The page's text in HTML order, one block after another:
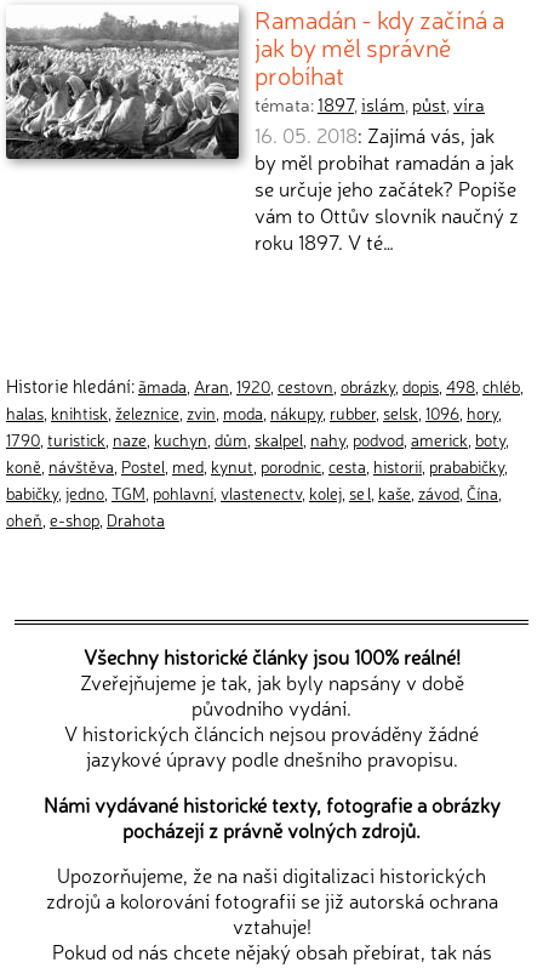
Ramadán - kdy začíná a
jak by měl správně
probíhat
témata:1897,islám, půst,víra
16. 05. 2018: Zajímá vás, jak
by měl probíhat ramadán a jak
se určuje jeho začátek? Popíše
vám to Ottův slovník naučný z
roku 1897. V té…
Historie hledání:ãmada Aran 1920 cestovn obrázky, dopis 498 chléb
halas knihtisk železnice zvin moda nákupy, rubber, selsk 1096 hory,
1790 turistick naze kuchyn dům skalpel nahy, podvod americk boty,
koně návštěva Postel med kynut porodnic cesta historií prababičky,
babičky, jedno TGM pohlavní vlastenectv, kolej se l kaše závod Čína
oheň e-shop Drahota
Všechny historické články jsou 100% reálné!
Zveřejňujeme je tak, jak byly napsány v době
původního vydání.
V historických článcích nejsou prováděny žádné
jazykové úpravy podle dnešního pravopisu.
Námi vydávané historické texty, fotografie a obrázky
pocházejí z právně volných zdrojů.
Upozorňujeme, že na naši digitalizaci historických
zdrojů a kolorování fotografií se již autorská ochrana
vztahuje!
Pokud od nás chcete nějaký obsah přebírat, tak nás